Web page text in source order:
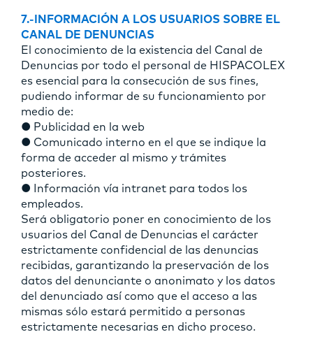
7.-INFORMACIÓN A LOS USUARIOS SOBRE EL
CANAL DE DENUNCIAS
El conocimiento de la existencia del Canal de
Denuncias por todo el personal de HISPACOLEX
es esencial para la consecución de sus fines,
pudiendo informar de su funcionamiento por
medio de:
● Publicidad en la web
● Comunicado interno en el que se indique la
forma de acceder al mismo y trámites
posteriores.
● Información vía intranet para todos los
empleados.
Será obligatorio poner en conocimiento de los
usuarios del Canal de Denuncias el carácter
estrictamente confidencial de las denuncias
recibidas, garantizando la preservación de los
datos del denunciante o anonimato y los datos
del denunciado así como que el acceso a las
mismas sólo estará permitido a personas
estrictamente necesarias en dicho proceso.